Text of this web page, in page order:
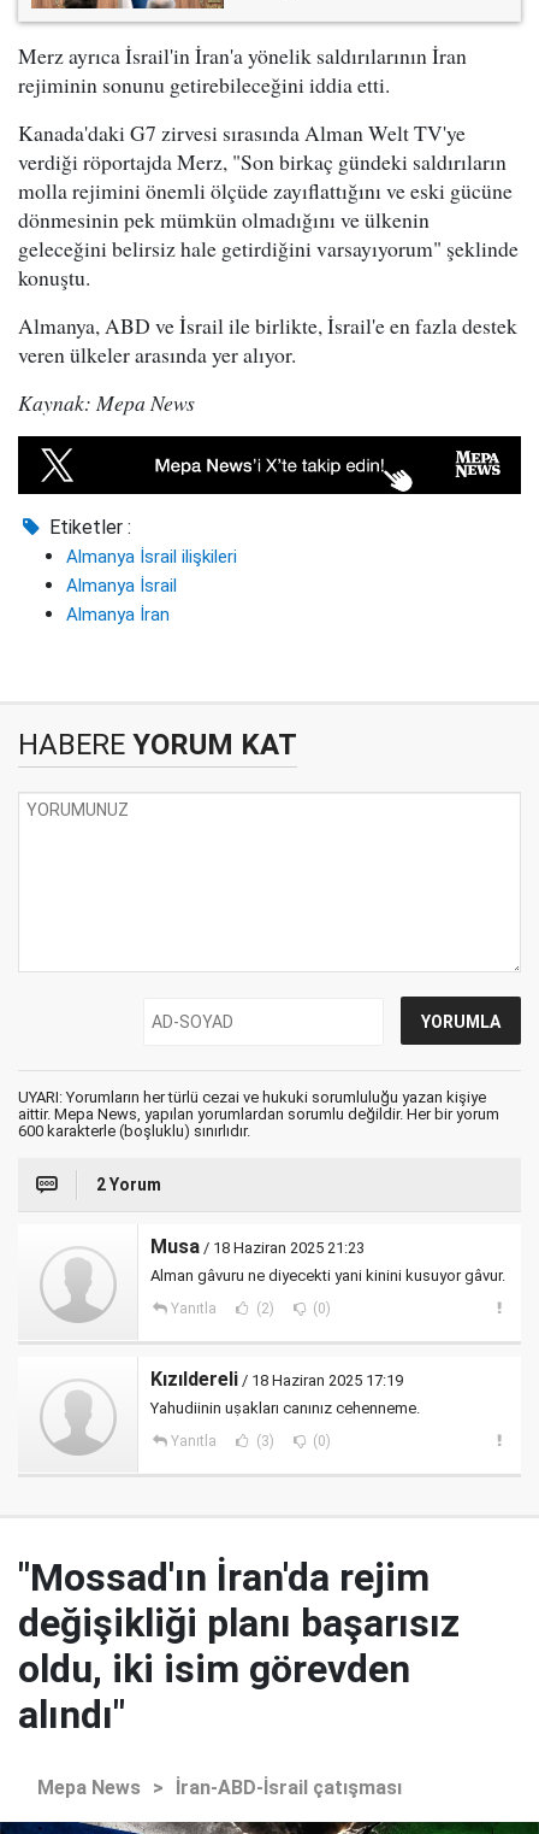
Merz ayrıca İsrail'in İran'a yönelik saldırılarının İran
rejiminin sonunu getirebileceğini iddia etti.
Kanada'daki G7 zirvesi sırasında Alman Welt TV'ye
verdiği röportajda Merz, "Son birkaç gündeki saldırıların
molla rejimini önemli ölçüde zayıflattığını ve eski gücüne
dönmesinin pek mümkün olmadığını ve ülkenin
geleceğini belirsiz hale getirdiğini varsayıyorum" şeklinde
konuştu.
Almanya, ABD ve İsrail ile birlikte, İsrail'e en fazla destek
veren ülkeler arasında yer alıyor.
Kaynak: Mepa News
Etiketler :
Almanya İsrail ilişkileri
Almanya İsrail
Almanya İran
HABERE YORUM KAT
UYARI: Yorumların her türlü cezai ve hukuki sorumluluğu yazan kişiye
aittir. Mepa News, yapılan yorumlardan sorumlu değildir. Her bir yorum
600 karakterle (boşluklu) sınırlıdır.
2 Yorum
Musa / 18 Haziran 2025 21:23
Alman gâvuru ne diyecekti yani kinini kusuyor gâvur.
Yanıtla (2) (0)
Kızıldereli / 18 Haziran 2025 17:19
Yahudiinin uṣakları canınız cehenneme.
Yanıtla (3) (0)
"Mossad'ın İran'da rejim
değişikliği planı başarısız
oldu, iki isim görevden
alındı"
Mepa News > İran-ABD-İsrail çatışması